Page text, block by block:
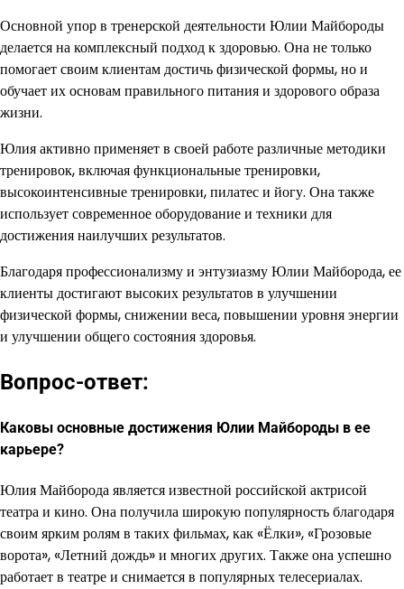
Основной упор в тренерской деятельности Юлии Майбороды
делается на комплексный подход к здоровью. Она не только
помогает своим клиентам достичь физической формы, но и
обучает их основам правильного питания и здорового образа
жизни.
Юлия активно применяет в своей работе различные методики
тренировок, включая функциональные тренировки,
высокоинтенсивные тренировки, пилатес и йогу. Она также
использует современное оборудование и техники для
достижения наилучших результатов.
Благодаря профессионализму и энтузиазму Юлии Майборода, ее
клиенты достигают высоких результатов в улучшении
физической формы, снижении веса, повышении уровня энергии
и улучшении общего состояния здоровья.
Вопрос-ответ:
Каковы основные достижения Юлии Майбороды в ее
карьере?
Юлия Майборода является известной российской актрисой
театра и кино. Она получила широкую популярность благодаря
своим ярким ролям в таких фильмах, как «Ёлки», «Грозовые
ворота», «Летний дождь» и многих других. Также она успешно
работает в театре и снимается в популярных телесериалах.